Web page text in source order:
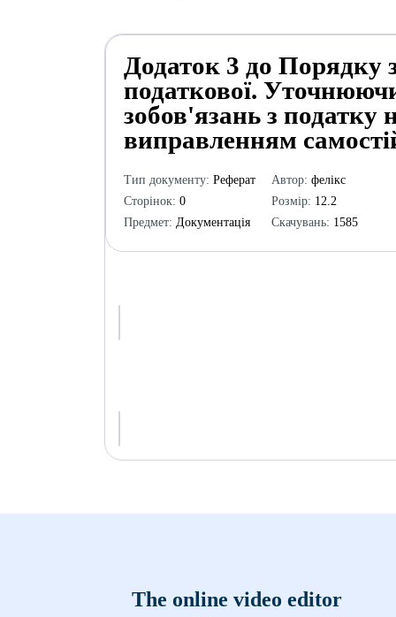
Додаток 3 до Порядку
податкової.
зобов'язань з податку
виправленням
Тип документу: Реферат
Сторінок: 0
Предмет: Документація
Автор: фелікс
Розмір: 12.2
Скачувань: 1585
The online video editor